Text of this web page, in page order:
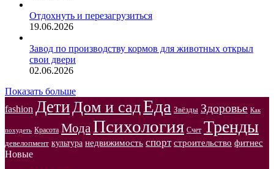
Отдохнуть и перезагрузиться
19.06.2026
Завод по производству кормов для животных открыл
свои двери
02.06.2026
Показать больше
fashion ДетиДом и садЕда Звёзды Здоровье Как
похудеть Красота Мода Психология Счет Тренды
девелопмент культура недвижимость спорт строительство фитнес
Новые